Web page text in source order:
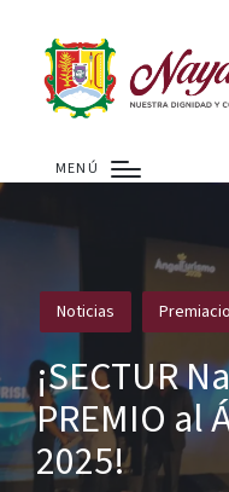
MENÚ
Publicado
en
Noticias
¡SECTUR
PREMIO al
2025!